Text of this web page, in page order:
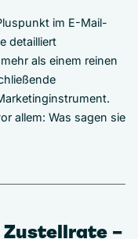
im E-Mail-
detailliert
als einem reinen
allem: Was sagen sie
Zustellrate –